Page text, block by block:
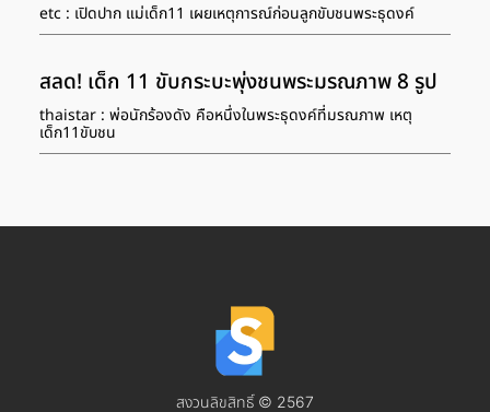
etc : เปิดปาก แม่เด็ก11 เผยเหตุการณ์ก่อนลูกขับชนพระธุดงค์
สลด! เด็ก 11 ขับกระบะพุ่งชนพระมรณภาพ 8 รูป
thaistar : พ่อนักร้องดัง คือหนึ่งในพระธุดงค์ที่มรณภาพ เหตุ
เด็ก11ขับชน
สงวนลิขสิทธิ์ © 2567